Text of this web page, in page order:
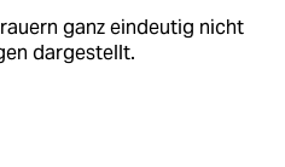
ganz eindeutig nicht
dargestellt.